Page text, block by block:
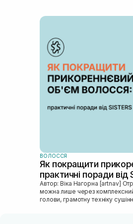
ВОЛОССЯ
Як покращити
практичні поради від
Автор: Віка Нагорна [artnav] Отримати прикореневий об’єм волосся
можна лише через
голови, грамотну техніку